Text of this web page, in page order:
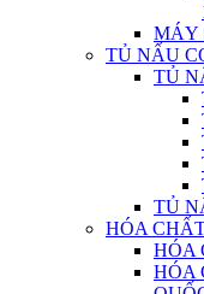
MÁY
TỦ NẤU
TỦ
TỦ
HÓA
HÓA
HÓA